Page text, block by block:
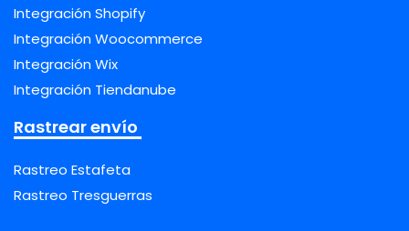
Integración Shopify
Integración Woocommerce
Integración Wix
Integración Tiendanube
Rastrear envío
Rastreo Estafeta
Rastreo Tresguerras